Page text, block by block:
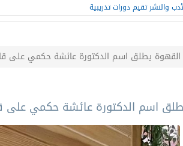
والنشر تقيم دورات تدريبية
يطلق اسم الدكتورة عائشة حكمي على قاعة
اسم الدكتورة عائشة حكمي على